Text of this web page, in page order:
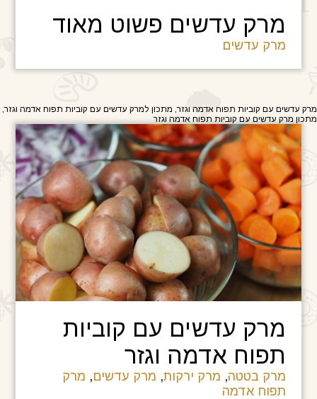
מרק עדשים פשוט מאוד
מרק עדשים
מרק עדשים עם קוביות תפוח אדמה וגזר, מתכון למרק עדשים עם קוביות תפוח אדמה וגזר,
מתכון מרק עדשים עם קוביות תפוח אדמה וגזר
מרק עדשים עם קוביות
תפוח אדמה וגזר
מרק בטטה, מרק ירקות, מרק עדשים, מרק
תפוח אדמה